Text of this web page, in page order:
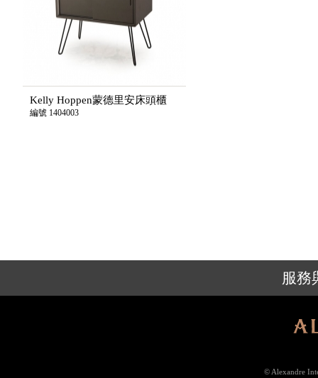
Kelly Hoppen蒙德里安床頭櫃
編號 1404003
服務
© Alexandre